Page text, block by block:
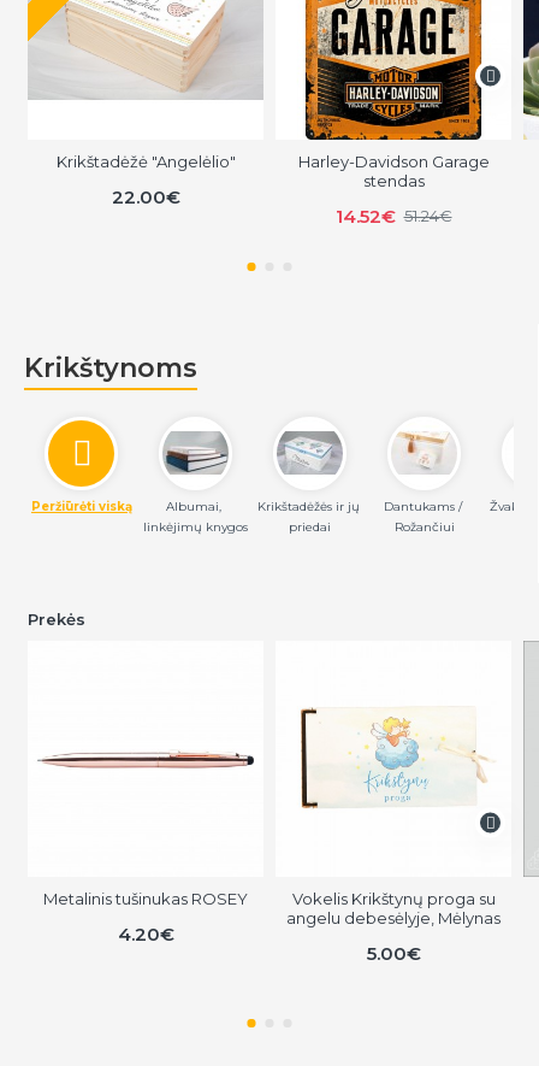
Krikštadėžė "Angelėlio"
22.00€
Harley-Davidson Garage
stendas
14.52€ 51.24€
Krikštynoms
Albumai,
linkėjimų knygos
Krikštadėžės ir jų
priedai
Dantukams /
Rožančiui
Žvakės/
Peržiūrėti viską
Prekės
Metalinis tušinukas ROSEY
4.20€
Vokelis Krikštynų proga su
angelu debesėlyje, Mėlynas
5.00€